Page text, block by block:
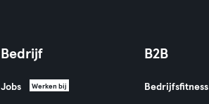
Bedrijf
Jobs Werken bij
B2B
Bedrijfsfitness